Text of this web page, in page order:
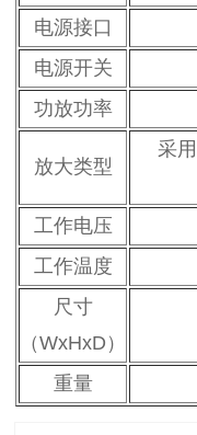
电源接口
电源开关
功放功率
放大类型
采
工作电压
工作温度
尺寸
（WxHxD）
重量